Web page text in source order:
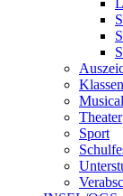
Musical
Theater
Sport